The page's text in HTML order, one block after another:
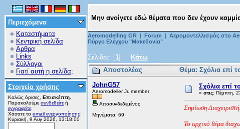
Περιεχόμενα
Καταστήματα
Κεντρική σελίδα
Αρθρα
Links
Σύλλογοι
Γιατί αυτή η σελίδα;
Στοιχεία χρήσης
Καλώς όρισες, Επισκέπτη
Παρακαλούμε συνδεθείτε ή
εγγραφείτε
Χάσατε το email ενεργοποίησης;
Κυριακή, 9 Αυγ 2026, 13:18:00
Μην ανοίγετε εδώ θέματα που δεν έχουν
Aeromodelling GR | Forum | Αερομοντελλισμός στο
Πύργο Ελέγχου "Μακεδονία"
Σελίδες: [1] Κάτω
Αποστολέας
Θέμα: Σχόλια επί
JohnG57
Aeromodeller Jr. member
Αποσυνδεδεμένος
Μηνύματα: 69
Σχόλια επί
« στις: Πέμπτη,
Σημίωση
Το αρχικό θέμα